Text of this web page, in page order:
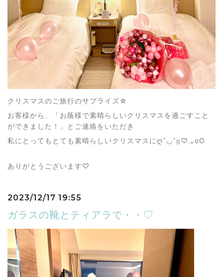
クリスマスのご旅行のサプライズ☆
お客様から、「お蔭様で素晴らしいクリスマスを過ごすこと
ができました！」とご連絡をいただき
私にとってもとても素晴らしいクリスマスにღ˘◡˘ற♡.｡oO
ありがとうございます♡
2023/12/17 19:55
ガラスの靴とティアラで・・♡